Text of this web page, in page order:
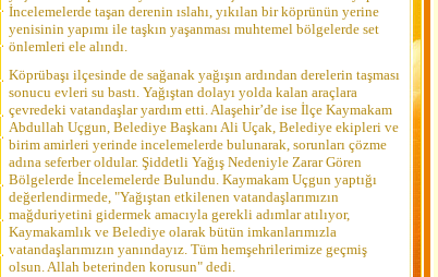
İncelemelerde taşan derenin ıslahı, yıkılan bir köprünün yerine
yenisinin yapımı ile taşkın yaşanması muhtemel bölgelerde set
önlemleri ele alındı.
Köprübaşı ilçesinde de sağanak yağışın ardından derelerin taşması
sonucu evleri su bastı. Yağıştan dolayı yolda kalan araçlara
çevredeki vatandaşlar yardım etti. Alaşehir’de ise İlçe Kaymakam
Abdullah Uçgun, Belediye Başkanı Ali Uçak, Belediye ekipleri ve
birim amirleri yerinde incelemelerde bulunarak, sorunları çözme
adına seferber oldular. Şiddetli Yağış Nedeniyle Zarar Gören
Bölgelerde İncelemelerde Bulundu. Kaymakam Uçgun yaptığı
değerlendirmede, "Yağıştan etkilenen vatandaşlarımızın
mağduriyetini gidermek amacıyla gerekli adımlar atılıyor,
Kaymakamlık ve Belediye olarak bütün imkanlarımızla
vatandaşlarımızın yanındayız. Tüm hemşehrilerimize geçmiş
olsun. Allah beterinden korusun" dedi.